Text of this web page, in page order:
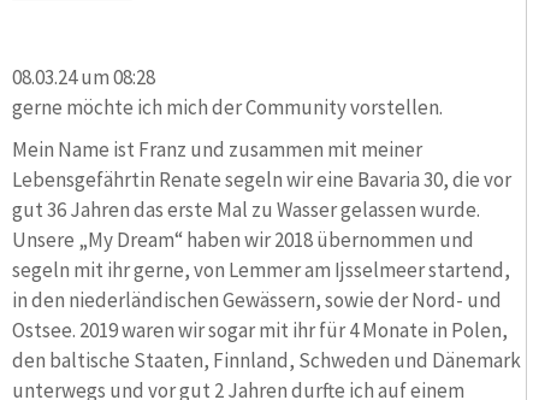
08.03.24 um 08:28
gerne möchte ich mich der Community vorstellen.
Mein Name ist Franz und zusammen mit meiner
Lebensgefährtin Renate segeln wir eine Bavaria 30, die vor
gut 36 Jahren das erste Mal zu Wasser gelassen wurde.
Unsere „My Dream“ haben wir 2018 übernommen und
segeln mit ihr gerne, von Lemmer am Ijsselmeer startend,
in den niederländischen Gewässern, sowie der Nord- und
Ostsee. 2019 waren wir sogar mit ihr für 4 Monate in Polen,
den baltische Staaten, Finnland, Schweden und Dänemark
unterwegs und vor gut 2 Jahren durfte ich auf einem